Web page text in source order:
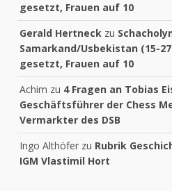
gesetzt, Frauen auf 10
Gerald Hertneck zu
Samarkand/Usbekistan (15-
gesetzt, Frauen auf 10
Achim zu 4 Fragen an Tobias
Geschäftsführer der Chess
Vermarkter des DSB
Ingo Althöfer zu Rubrik
IGM Vlastimil Hort